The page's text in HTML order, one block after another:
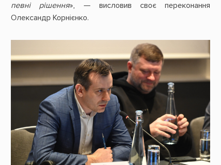
певні рішення», — висловив своє переконання
Олександр Корнієнко.